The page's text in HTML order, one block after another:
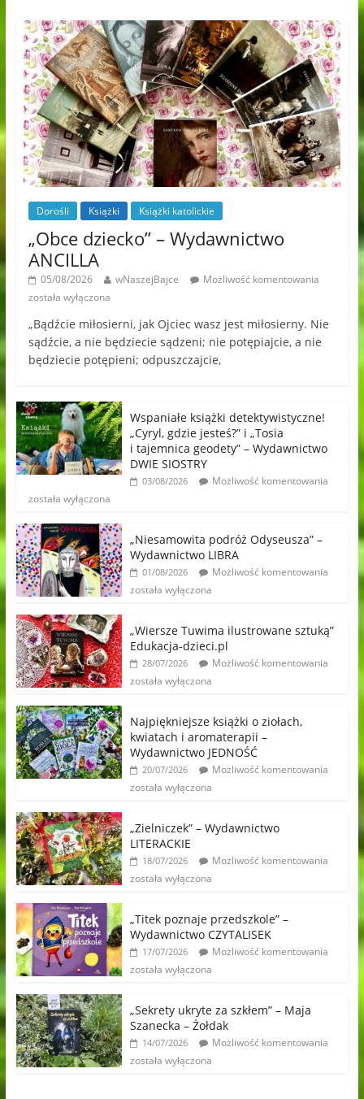
Dorośli Książki Książki katolickie
„Obce dziecko” – Wydawnictwo
ANCILLA
05/08/2026 wNaszejBajce
Możliwość komentowania
została wyłączona
„Bądźcie miłosierni, jak Ojciec wasz jest miłosierny. Nie
sądźcie, a nie będziecie sądzeni; nie potępiajcie, a nie
będziecie potępieni; odpuszczajcie,
Wspaniałe książki detektywistyczne!
„Cyryl, gdzie jesteś?” i „Tosia
i tajemnica geodety” – Wydawnictwo
DWIE SIOSTRY
03/08/2026
Możliwość komentowania
została wyłączona
„Niesamowita podróż Odyseusza” –
Wydawnictwo LIBRA
01/08/2026
Możliwość komentowania
została wyłączona
„Wiersze Tuwima ilustrowane sztuką”
Edukacja-dzieci.pl
28/07/2026
Możliwość komentowania
została wyłączona
Najpiękniejsze książki o ziołach,
kwiatach i aromaterapii –
Wydawnictwo JEDNOŚĆ
20/07/2026
Możliwość komentowania
została wyłączona
„Zielniczek” – Wydawnictwo
LITERACKIE
18/07/2026
Możliwość komentowania
została wyłączona
„Titek poznaje przedszkole” –
Wydawnictwo CZYTALISEK
17/07/2026
Możliwość komentowania
została wyłączona
„Sekrety ukryte za szkłem” – Maja
Szanecka – Żołdak
14/07/2026
Możliwość komentowania
została wyłączona